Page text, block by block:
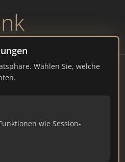
Wählen Sie, welche
wie Session-
Immobilien
immobilien.de